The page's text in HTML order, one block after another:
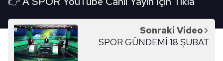
Sonraki Video
SPOR GÜNDEMİ 18 ŞUBAT